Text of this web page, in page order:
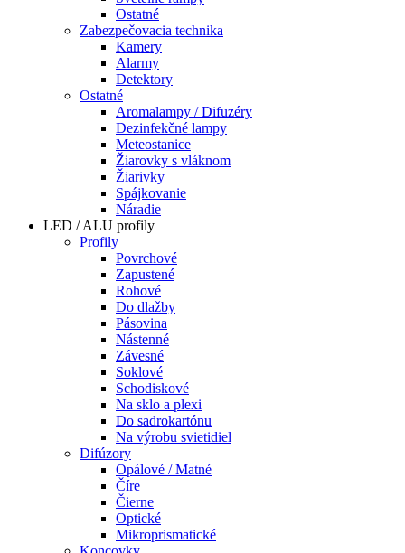
Ostatné
Zabezpečovacia technika
Kamery
Alarmy
Detektory
Ostatné
Aromalampy / Difuzéry
Dezinfekčné lampy
Meteostanice
Žiarovky s vláknom
Žiarivky
Spájkovanie
Náradie
LED / ALU profily
Profily
Povrchové
Zapustené
Rohové
Do dlažby
Pásovina
Nástenné
Závesné
Soklové
Schodiskové
Na sklo a plexi
Do sadrokartónu
Na výrobu svietidiel
Difúzory
Opálové / Matné
Číre
Čierne
Optické
Mikroprismatické